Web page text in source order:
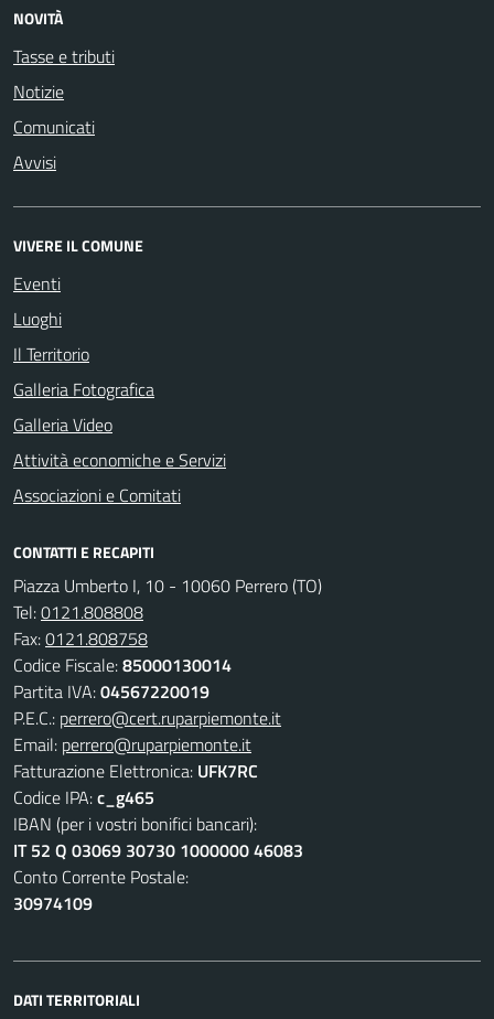
NOVITÀ
Tasse e tributi
Notizie
Comunicati
Avvisi
VIVERE IL COMUNE
Eventi
Luoghi
Il Territorio
Galleria Fotografica
Galleria Video
Attività economiche e Servizi
Associazioni e Comitati
CONTATTI E RECAPITI
Piazza Umberto I, 10 - 10060 Perrero (TO)
Tel:0121.808808
Fax:0121.808758
Codice Fiscale:85000130014
Partita IVA:04567220019
P.E.C.: perrero@cert.ruparpiemonte.it
Email: perrero@ruparpiemonte.it
Fatturazione Elettronica: UFK7RC
Codice IPA:c_g465
IBAN (per i vostri bonifici bancari):
IT 52 Q 03069 30730 1000000 46083
Conto Corrente Postale:
30974109
DATI TERRITORIALI